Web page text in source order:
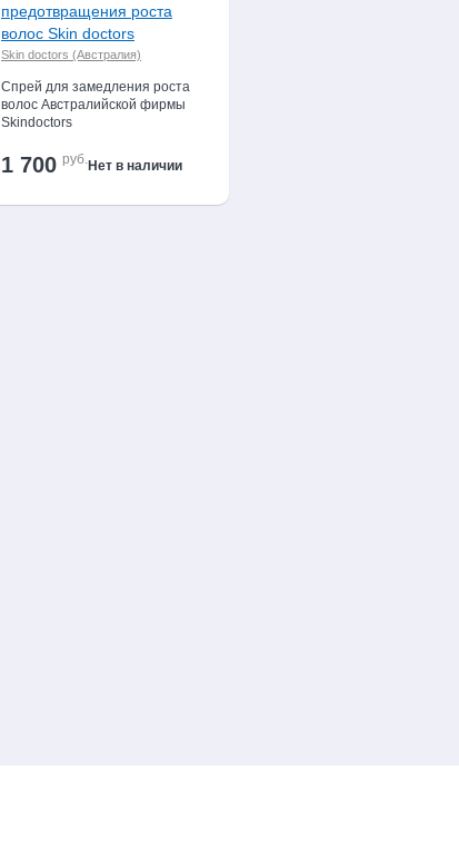
предотвращения роста
волос Skin doctors
Skin doctors (Австралия)
Спрей для замедления роста
волос Австралийской фирмы
Skindoctors
1 700 руб.Нет в наличии